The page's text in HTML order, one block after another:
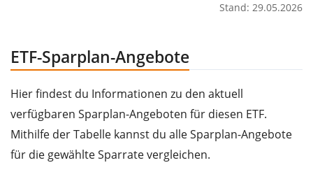
Stand: 29.05.2026
ETF-Sparplan-Angebote
Hier findest du Informationen zu den aktuell
verfügbaren Sparplan-Angeboten für diesen ETF.
Mithilfe der Tabelle kannst du alle Sparplan-Angebote
für die gewählte Sparrate vergleichen.